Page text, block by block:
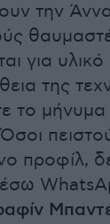
την
για
της
το μήνυμα
προφίλ,